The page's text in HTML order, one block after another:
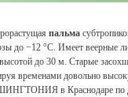
пальма
до −12 °C. Имеет веерные
до 30 м. Старые
временами довольно
в Краснодаре по